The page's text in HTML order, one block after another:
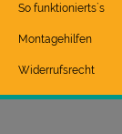
So funktionierts`s
Montagehilfen
Widerrufsrecht